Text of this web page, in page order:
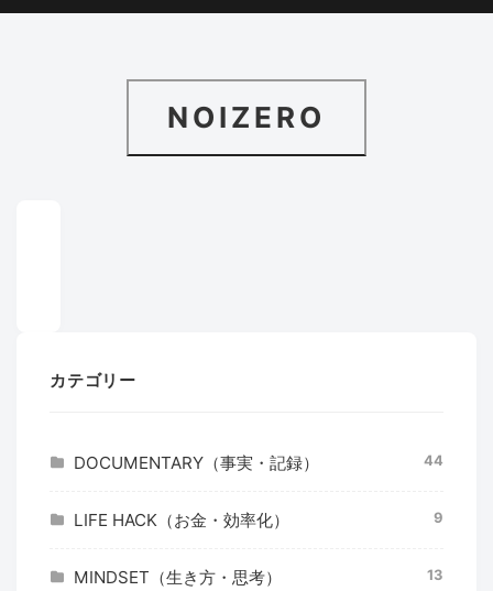
NOIZERO
カテゴリー
DOCUMENTARY（事実・記録） 44
LIFE HACK（お金・効率化） 9
MINDSET（生き方・思考） 13